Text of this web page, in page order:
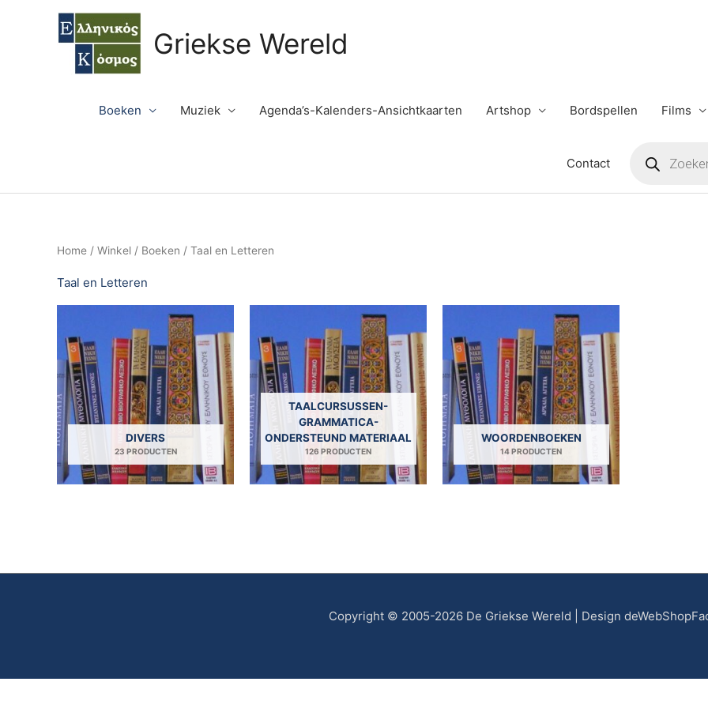
Griekse Wereld
Boeken Muziek Agenda’s-Kalenders-Ansichtkaarten Artshop Bordspellen Films
Contact
Home / Winkel / Boeken / Taal en Letteren
Taal en Letteren
DIVERS
23 PRODUCTEN
TAALCURSUSSEN-
GRAMMATICA-
ONDERSTEUND MATERIAAL
126 PRODUCTEN
WOORDENBOEKEN
14 PRODUCTEN
Copyright © 2005-2026 De Griekse Wereld | Design